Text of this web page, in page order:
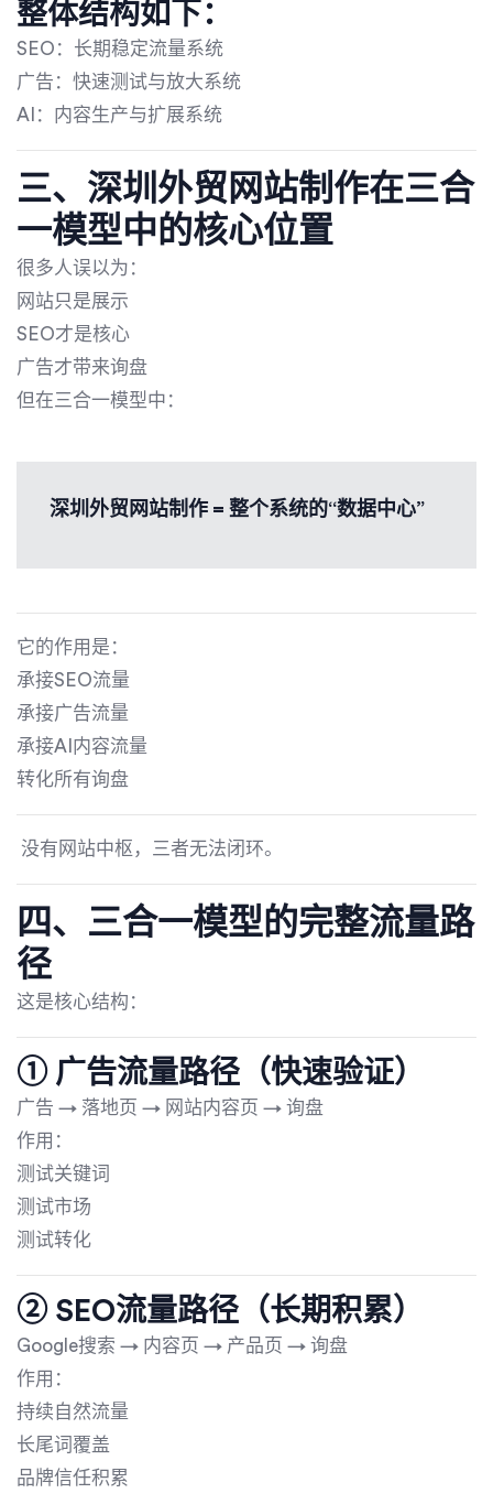
整体结构如下：
SEO：长期稳定流量系统
广告：快速测试与放大系统
AI：内容生产与扩展系统
三、深圳外贸网站制作在三合
一模型中的核心位置
很多人误以为：
网站只是展示
SEO才是核心
广告才带来询盘
但在三合一模型中：
深圳外贸网站制作 = 整个系统的“数据中心”
它的作用是：
承接SEO流量
承接广告流量
承接AI内容流量
转化所有询盘
没有网站中枢，三者无法闭环。
四、三合一模型的完整流量路
径
这是核心结构：
① 广告流量路径（快速验证）
广告 → 落地页 → 网站内容页 → 询盘
作用：
测试关键词
测试市场
测试转化
② SEO流量路径（长期积累）
Google搜索 → 内容页 → 产品页 → 询盘
作用：
持续自然流量
长尾词覆盖
品牌信任积累